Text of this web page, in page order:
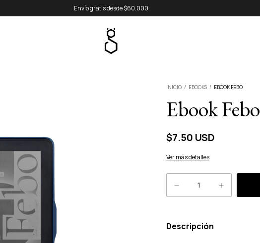
Envío gratis desde $60.000
INICIO / EBOOKS / EBOOK FEBO
Ebook Febo
$7.50 USD
Ver más detalles
Descripción